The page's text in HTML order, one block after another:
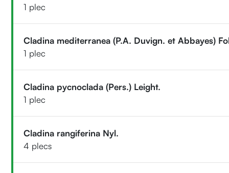
1 plec
Cladina mediterranea (P.A. Duvign. et Abbayes)
1 plec
Cladina pycnoclada (Pers.) Leight.
1 plec
Cladina rangiferina Nyl.
4 plecs